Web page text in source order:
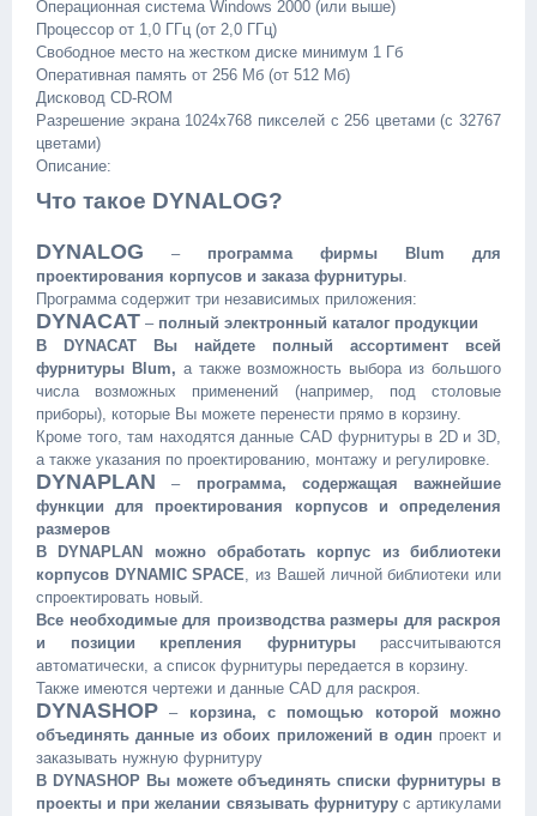
Операционная система Windows 2000 (или выше)
Процессор от 1,0 ГГц (от 2,0 ГГц)
Свободное место на жестком диске минимум 1 Гб
Оперативная память от 256 Мб (от 512 Мб)
Дисковод CD-ROM
Разрешение экрана 1024x768 пикселей с 256 цветами (с 32767
цветами)
Описание:
Что такое DYNALOG?
DYNALOG – программа фирмы Blum для
проектирования корпусов и заказа фурнитуры.
Программа содержит три независимых приложения:
DYNACAT – полный электронный каталог продукции
В DYNACAT
Вы найдете полный ассортимент всей
фурнитуры Blum, а также возможность выбора из большого
числа возможных применений (например, под столовые
приборы), которые Вы можете перенести прямо в корзину.
Кроме того, там находятся данные CAD фурнитуры в 2D и 3D,
а также указания по проектированию, монтажу и регулировке.
DYNAPLAN – программа, содержащая важнейшие
функции для проектирования корпусов и определения
размеров
В DYNAPLAN
можно обработать корпус из библиотеки
корпусов DYNAMIC SPACE, из Вашей личной библиотеки или
спроектировать новый.
Все необходимые для производства размеры для раскроя
и позиции крепления фурнитурырассчитываются
автоматически, а список фурнитуры передается в корзину.
Также имеются чертежи и данные CAD для раскроя.
DYNASHOP – корзина, с помощью которой можно
объединять данные из обоих приложений в один проект и
заказывать нужную фурнитуру
В DYNASHOP Вы можете объединять списки фурнитуры в
проекты и при желании связывать фурнитурус артикулами